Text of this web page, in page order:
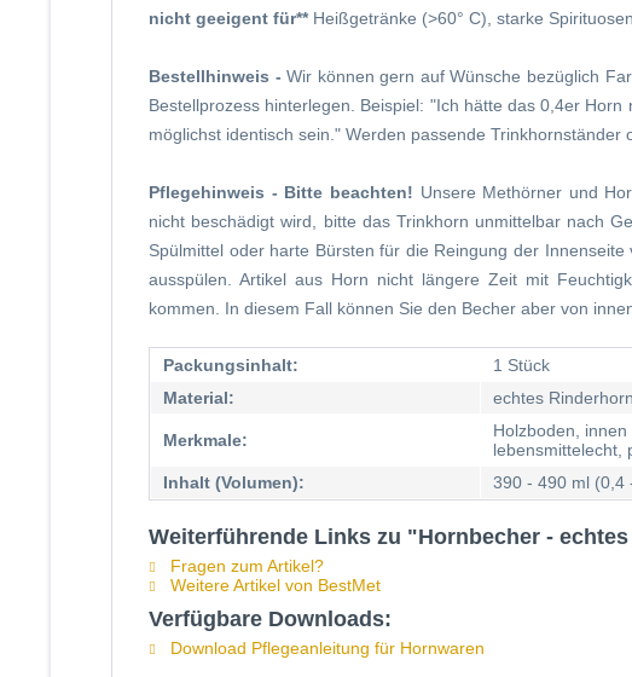
nicht geeigent für**Heißgetränke (>60° C), starke
Bestellhinweis -Wir können gern auf Wünsche bezüglich
Bestellprozess hinterlegen. Beispiel: "Ich hätte das 0,4er
möglichst identisch sein." Werden passende
Pflegehinweis - Bitte beachten! Unsere Methörner und
nicht beschädigt wird, bitte das Trinkhorn unmittelbar nach
Spülmittel oder harte Bürsten für die Reingung der
ausspülen. Artikel aus Horn nicht längere Zeit mit
kommen. In diesem Fall können Sie den Becher aber von
Packungsinhalt:
1 Stück
Material:
echtes Rinderhorn
Merkmale:
Holzboden, innen
lebensmittelecht,
Inhalt (Volumen):
390 - 490 ml (0,4
Weiterführende Links zu "Hornbecher -
Fragen zum Artikel?
Weitere Artikel von BestMet
Verfügbare Downloads:
Download Pflegeanleitung für Hornwaren